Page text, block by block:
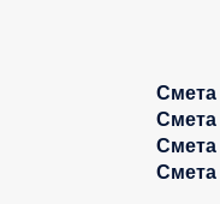
Смета
Смета
Смета
Смета